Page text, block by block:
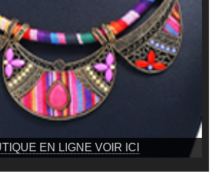
EN LIGNE VOIR ICI